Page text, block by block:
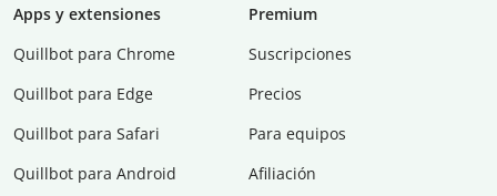
Apps y extensiones
Quillbot para Chrome
Quillbot para Edge
Quillbot para Safari
Quillbot para Android
Premium
Suscripciones
Precios
Para equipos
Afiliación